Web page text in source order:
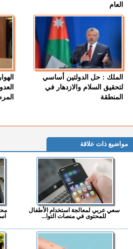
العام
الملك : حل الدولتين أساسي
لتحقيق السلام والازدهار في
المنطقة
مواضيع ذات علاقة
سعي عربي لمعالجة استخدام الأطفال
للمحتوى في منصات التوا...